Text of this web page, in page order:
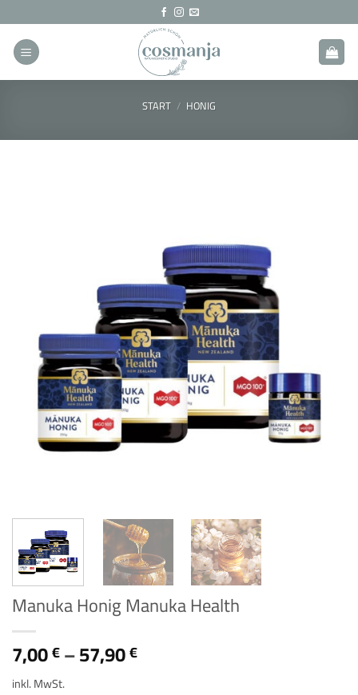
Inhalt
springen
START / HONIG
Manuka Honig Manuka Health
7,00€–57,90€
inkl. MwSt.